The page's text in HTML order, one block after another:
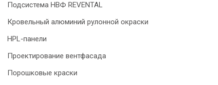
Подсистема НВФ REVENTAL
Кровельный алюминий рулонной окраски
HPL-панели
Проектирование вентфасада
Порошковые краски